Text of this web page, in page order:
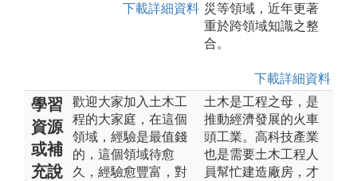
下載詳細資料 災等領域，近年更著
重於跨領域知識之整
合。
下載詳細資料
學習
資源
或補
充說
歡迎大家加入土木工
程的大家庭，在這個
領域，經驗是最值錢
的，這個領域待愈
久，經驗愈豐富，對
土木是工程之母，是
推動經濟發展的火車
頭工業。高科技產業
也是需要土木工程人
員幫忙建造廠房，才